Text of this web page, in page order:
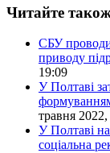
Читайте
СБУ
приводу
19:09
У Полтаві
травня
У Полтаві на
соціальна